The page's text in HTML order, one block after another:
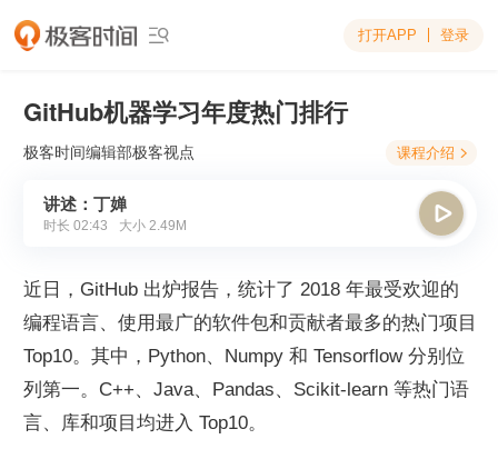
 打开APP 登录
GitHub机器学习年度热门排行
极客时间编辑部极客视点 课程介绍 
讲述：丁婵
时长 02:43 大小 2.49M

近日，GitHub 出炉报告，统计了 2018 年最受欢迎的
编程语言、使用最广的软件包和贡献者最多的热门项目
Top10。其中，Python、Numpy 和 Tensorflow 分别位
列第一。C++、Java、Pandas、Scikit-learn 等热门语
言、库和项目均进入 Top10。